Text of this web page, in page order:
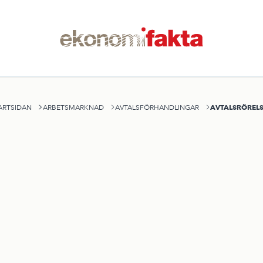
ARBETSMARKNAD AVTALSFÖRHANDLINGAR